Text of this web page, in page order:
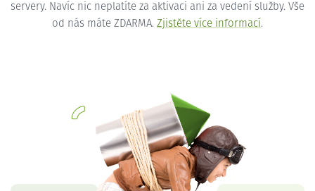
servery. Navíc nic neplatíte za aktivaci ani za vedení služby. Vše
od nás máte ZDARMA. Zjistěte více informací.